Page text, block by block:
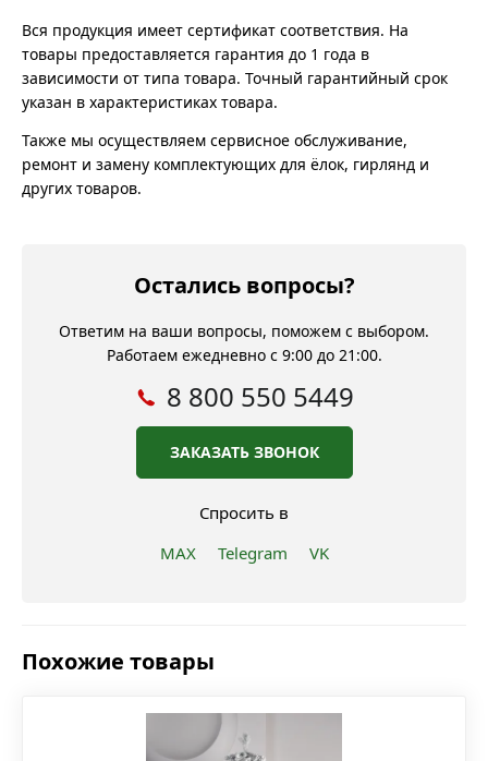
Вся продукция имеет сертификат соответствия. На
товары предоставляется гарантия до 1 года в
зависимости от типа товара. Точный гарантийный срок
указан в характеристиках товара.
Также мы осуществляем сервисное обслуживание,
ремонт и замену комплектующих для ёлок, гирлянд и
других товаров.
Остались вопросы?
Ответим на ваши вопросы, поможем с выбором.
Работаем ежедневно с 9:00 до 21:00.
8 800 550 5449
ЗАКАЗАТЬ ЗВОНОК
Спросить в
MAX
Telegram VK
Похожие товары